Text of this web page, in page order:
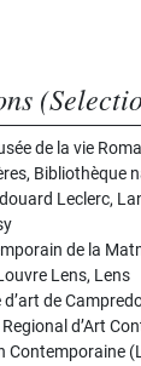
de la vie
Bibliothèque
Leclerc,
de la
Lens, Lens
de
Regional d’Art
Contemporaine